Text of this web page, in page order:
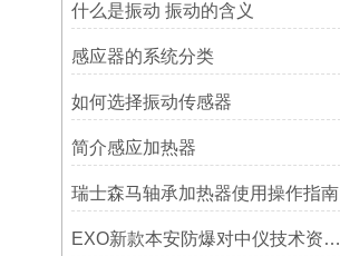
什么是振动 振动的含义
感应器的系统分类
如何选择振动传感器
简介感应加热器
瑞士森马轴承加热器使用操作指南
EXO新款本安防爆对中仪技术资料简介——宁波利德仪器